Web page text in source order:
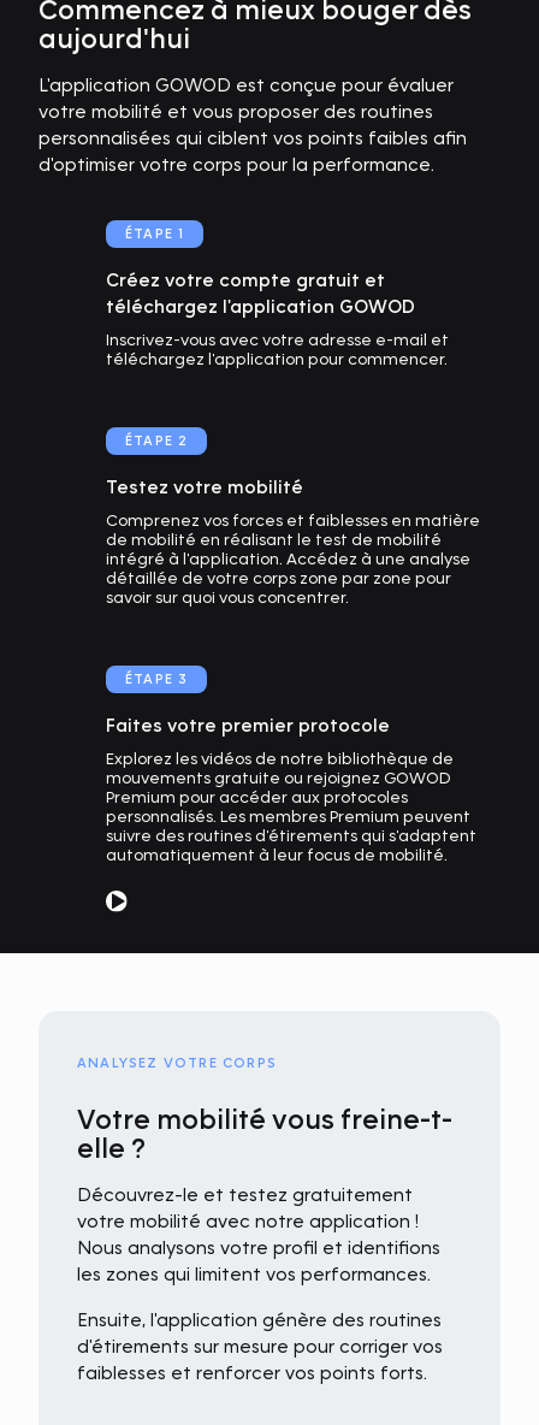
Commencez à mieux bouger dès
aujourd'hui
L'application GOWOD est conçue pour évaluer
votre mobilité et vous proposer des routines
personnalisées qui ciblent vos points faibles afin
d'optimiser votre corps pour la performance.
ÉTAPE 1
Créez votre compte gratuit et
téléchargez l'application GOWOD
Inscrivez-vous avec votre adresse e-mail et
téléchargez l'application pour commencer.
ÉTAPE 2
Testez votre mobilité
Comprenez vos forces et faiblesses en matière
de mobilité en réalisant le test de mobilité
intégré à l'application. Accédez à une analyse
détaillée de votre corps zone par zone pour
savoir sur quoi vous concentrer.
ÉTAPE 3
Faites votre premier protocole
Explorez les vidéos de notre bibliothèque de
mouvements gratuite ou rejoignez GOWOD
Premium pour accéder aux protocoles
personnalisés. Les membres Premium peuvent
suivre des routines d'étirements qui s'adaptent
automatiquement à leur focus de mobilité.
ANALYSEZ VOTRE CORPS
Votre mobilité vous freine-t-
elle ?
Découvrez-le et testez gratuitement
votre mobilité avec notre application !
Nous analysons votre profil et identifions
les zones qui limitent vos performances.
Ensuite, l'application génère des routines
d'étirements sur mesure pour corriger vos
faiblesses et renforcer vos points forts.